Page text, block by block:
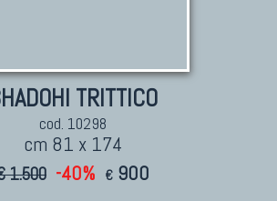
TRITTICO
cod. 10298
cm 81 x 174
1.500 -40% € 900